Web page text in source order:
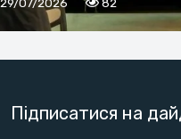
Підписатися на